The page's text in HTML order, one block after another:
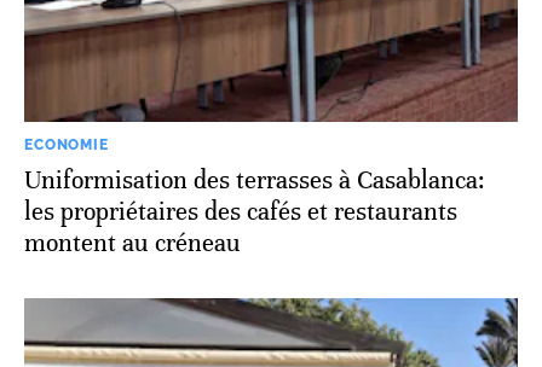
ECONOMIE
Uniformisation des terrasses à Casablanca:
les propriétaires des cafés et restaurants
montent au créneau